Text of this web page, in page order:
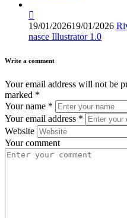
19/01/202619/01/2026
nasce Illustrator 1.0
Write a comment
Your email address will not be
marked *
Your name *
Your email address *
Website
Your comment